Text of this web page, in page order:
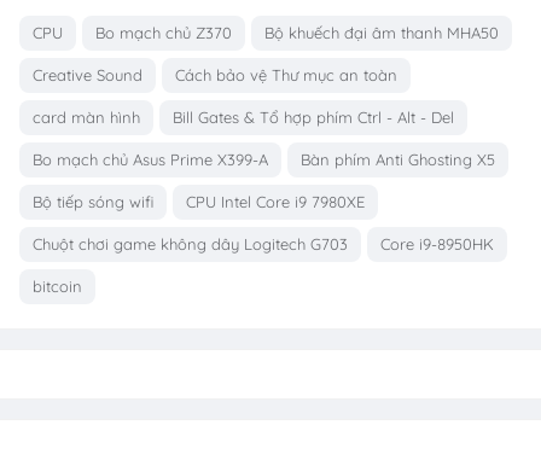
CPU Bo mạch chủ Z370 Bộ khuếch đại âm thanh MHA50
Creative Sound Cách bảo vệ Thư mục an toàn
card màn hình Bill Gates & Tổ hợp phím Ctrl - Alt - Del
Bo mạch chủ Asus Prime X399-A Bàn phím Anti Ghosting X5
Bộ tiếp sóng wifi CPU Intel Core i9 7980XE
Chuột chơi game không dây Logitech G703 Core i9-8950HK
bitcoin